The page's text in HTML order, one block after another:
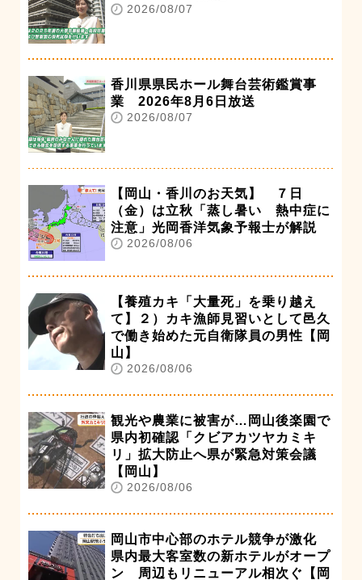
2026/08/07
香川県県民ホール舞台芸術鑑賞事
業 2026年8月6日放送
2026/08/07
【岡山・香川のお天気】 ７日
（金）は立秋「蒸し暑い 熱中症に
注意」光岡香洋気象予報士が解説
2026/08/06
【養殖カキ「大量死」を乗り越え
て】２）カキ漁師見習いとして邑久
で働き始めた元自衛隊員の男性【岡
山】
2026/08/06
観光や農業に被害が…岡山後楽園で
県内初確認「クビアカツヤカミキ
リ」拡大防止へ県が緊急対策会議
【岡山】
2026/08/06
岡山市中心部のホテル競争が激化
県内最大客室数の新ホテルがオープ
ン 周辺もリニューアル相次ぐ【岡